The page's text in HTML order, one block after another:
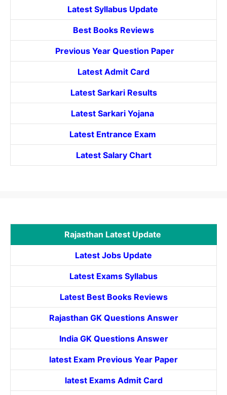
Latest Syllabus Update
Best Books Reviews
Previous Year Question Paper
Latest Admit Card
Latest Sarkari Results
Latest Sarkari Yojana
Latest Entrance Exam
Latest Salary Chart
Rajasthan Latest Update
Latest Jobs Update
Latest Exams Syllabus
Latest Best Books Reviews
Rajasthan GK Questions Answer
India GK Questions Answer
latest Exam Previous Year Paper
latest Exams Admit Card